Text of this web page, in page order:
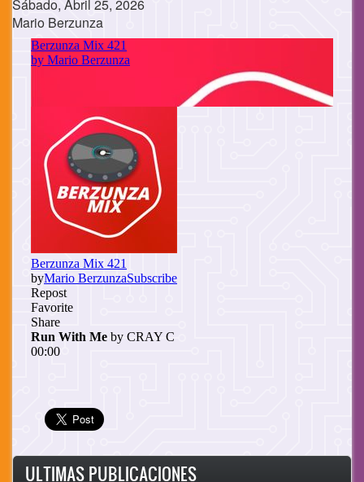
Sábado, Abril 25, 2026
Mario Berzunza
Cuerpo
ULTIMAS PUBLICACIONES